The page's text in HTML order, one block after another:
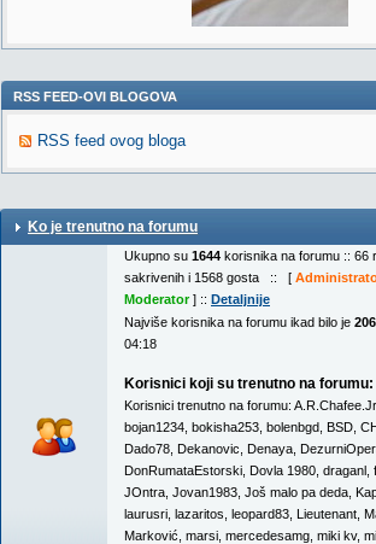
RSS FEED-OVI BLOGOVA
RSS feed ovog bloga
Ko je trenutno na forumu
Ukupno su 1644 korisnika na forumu :: 66
sakrivenih i 1568 gosta :: [
Moderator] :: Detaljnije
Najviše korisnika na forumu ikad bilo je
04:18
Korisnici koji su trenutno na forumu:
Korisnici trenutno na forumu: A.R.Chafee.Jr.
bojan1234 bokisha253 bolenbgd BSD
Dado78 Dekanovic Denaya
DonRumataEstorski Dovla 1980 draganl
JOntra Jovan1983 Još malo pa deda
laurusri lazaritos leopard83 Lieutenant
Marković marsi mercedesamg miki kv,